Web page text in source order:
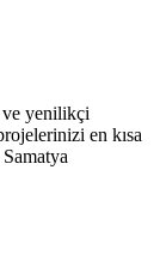
ve yenilikçi
en kısa